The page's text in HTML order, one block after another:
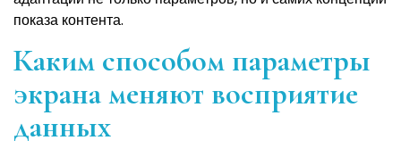
показа контента.
Каким способом параметры
экрана меняют восприятие
данных